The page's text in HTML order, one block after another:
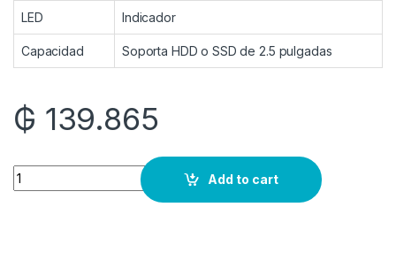
LED Indicador
Capacidad Soporta HDD o SSD de 2.5 pulgadas
₲ 139.865
Quantity
Add to cart